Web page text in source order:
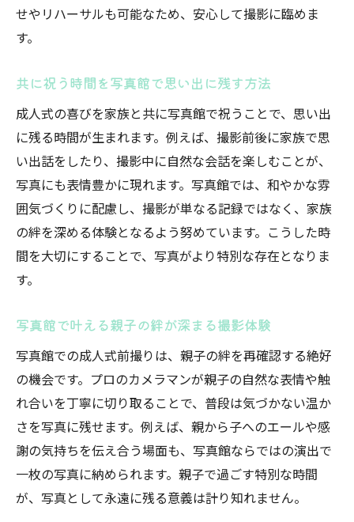
せやリハーサルも可能なため、安心して撮影に臨めま
す。
共に祝う時間を写真館で思い出に残す方法
成人式の喜びを家族と共に写真館で祝うことで、思い出
に残る時間が生まれます。例えば、撮影前後に家族で思
い出話をしたり、撮影中に自然な会話を楽しむことが、
写真にも表情豊かに現れます。写真館では、和やかな雰
囲気づくりに配慮し、撮影が単なる記録ではなく、家族
の絆を深める体験となるよう努めています。こうした時
間を大切にすることで、写真がより特別な存在となりま
す。
写真館で叶える親子の絆が深まる撮影体験
写真館での成人式前撮りは、親子の絆を再確認する絶好
の機会です。プロのカメラマンが親子の自然な表情や触
れ合いを丁寧に切り取ることで、普段は気づかない温か
さを写真に残せます。例えば、親から子へのエールや感
謝の気持ちを伝え合う場面も、写真館ならではの演出で
一枚の写真に納められます。親子で過ごす特別な時間
が、写真として永遠に残る意義は計り知れません。